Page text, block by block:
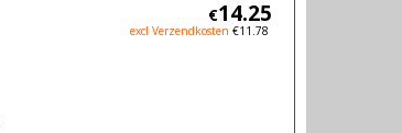
€14.25
excl Verzendkosten €11.78